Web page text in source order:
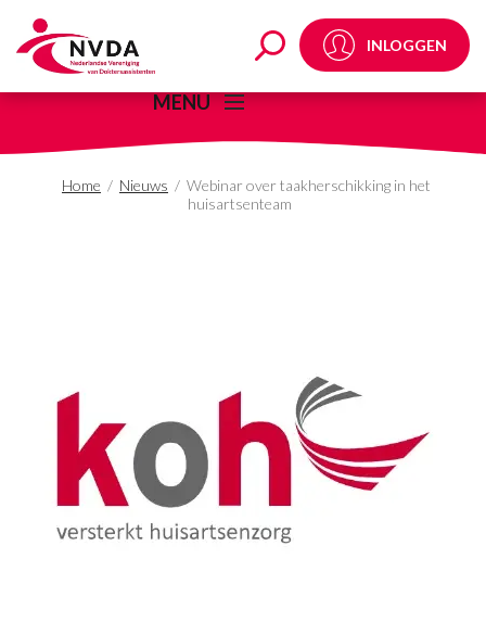
Webinar over INLOGGEN
MENU
Home / Nieuws / Webinar over taakherschikking in het
huisartsenteam